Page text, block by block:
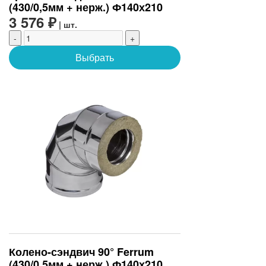
(430/0,5мм + нерж.) Ф140х210
3 576 ₽ | шт.
-
+
Выбрать
Колено-сэндвич 90° Ferrum